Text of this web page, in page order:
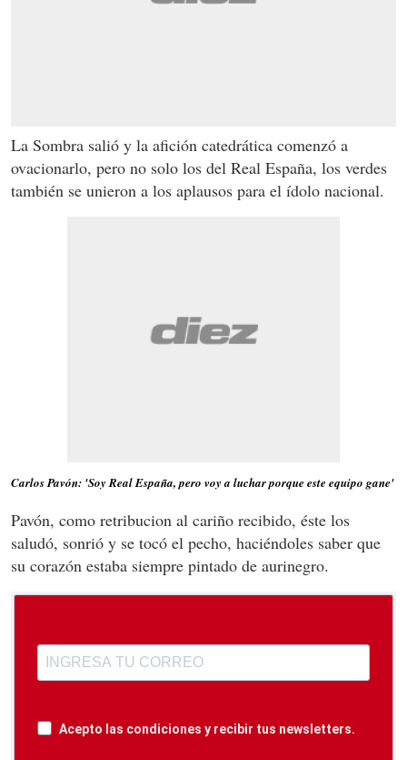
La Sombra salió y la afición catedrática comenzó a
ovacionarlo, pero no solo los del Real España, los verdes
también se unieron a los aplausos para el ídolo nacional.
Carlos Pavón: 'Soy Real España, pero voy a luchar porque este equipo gane'
Pavón, como retribucion al cariño recibido, éste los
saludó, sonrió y se tocó el pecho, haciéndoles saber que
su corazón estaba siempre pintado de aurinegro.
Acepto las condiciones y recibir tus newsletters.